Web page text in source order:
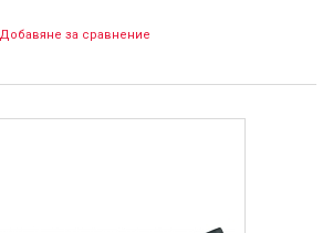
Добавяне за сравнение